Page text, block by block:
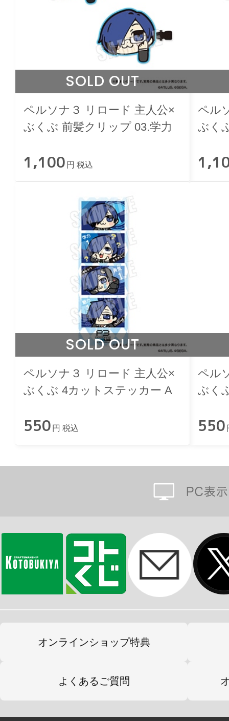
SOLD OUT
ペルソナ３ リロード 主人公×
ぶくぶ 前髪クリップ 03.学力
1,100 円 税込
ペル
ぶく
SOLD OUT
ペルソナ３ リロード 主人公×
ぶくぶ 4カットステッカー A
550 円 税込
ペル
ぶく
550
オンラインショップ特典
よくあるご質問